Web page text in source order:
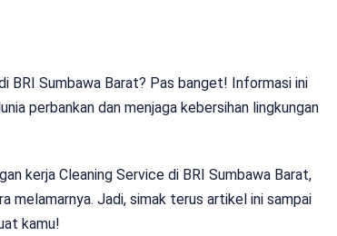
BRI Sumbawa Barat? Pas banget! Informasi ini
perbankan dan menjaga kebersihan lingkungan
kerja Cleaning Service di BRI Sumbawa Barat,
melamarnya. Jadi, simak terus artikel ini sampai
kamu!